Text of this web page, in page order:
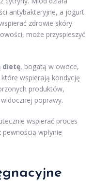
antybakteryjne, a jogurt
zdrowie skóry.
może przyspieszyć
dietę, bogatą w owoce,
wspierają kondycję
produktów,
poprawy.
wspierać proces
wpłynie